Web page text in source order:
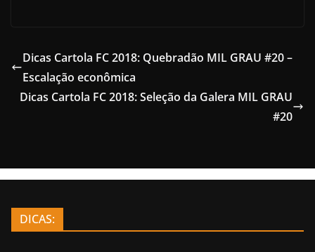
Dicas Cartola FC 2018: Quebradão MIL GRAU #20 –
Escalação econômica
Dicas Cartola FC 2018: Seleção da Galera MIL GRAU
#20
DICAS: